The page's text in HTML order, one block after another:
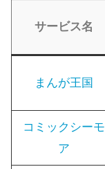
サービス名
まんが王国
コミックシーモ
ア